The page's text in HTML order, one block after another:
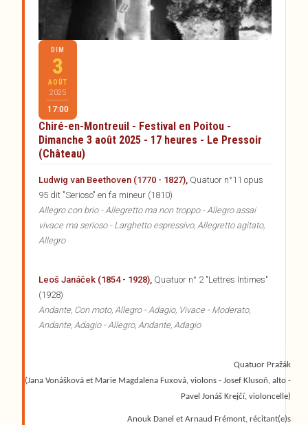
DIM
3
AOÛT
2025
17:00
Chiré-en-Montreuil - Festival en Poitou -
Dimanche 3 août 2025 - 17 heures - Le Pressoir
(Château)
Ludwig van Beethoven (1770 - 1827), Quatuor n°11 opus
95 dit "Serioso" en fa mineur (1810)
Allegro con brio - Allegretto ma non troppo - Allegro assai
vivace ma serioso - Larghetto espressivo, Allegretto agitato,
Allegro
Leoš Janáček (1854 - 1928), Quatuor n° 2 "Lettres Intimes"
(1928)
Andante, Con moto, Allegro - Adagio, Vivace - Moderato,
Andante, Adagio - Allegro, Andante, Adagio
Quatuor Pražák
(Jana Vonášková et Marie Magdalena Fuxová, violons - Josef Klusoň, alto -
Pavel Jonáš Krejčí, violoncelle)
Anouk Danel et Arnaud Frémont, récitant(e)s